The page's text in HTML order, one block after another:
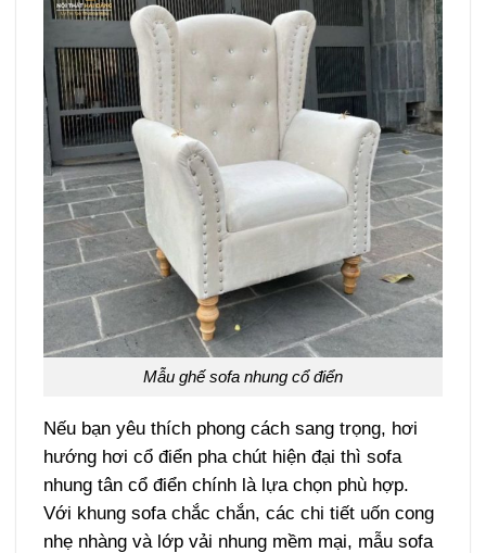
Mẫu ghế sofa nhung cổ điển
Nếu bạn yêu thích phong cách sang trọng, hơi
hướng hơi cổ điển pha chút hiện đại thì sofa
nhung tân cổ điển chính là lựa chọn phù hợp.
Với khung sofa chắc chắn, các chi tiết uốn cong
nhẹ nhàng và lớp vải nhung mềm mại, mẫu sofa